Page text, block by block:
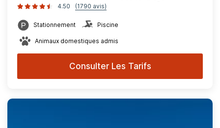
4.50
(1790 avis)
Stationnement Piscine
Animaux domestiques admis
Consulter Les Tarifs